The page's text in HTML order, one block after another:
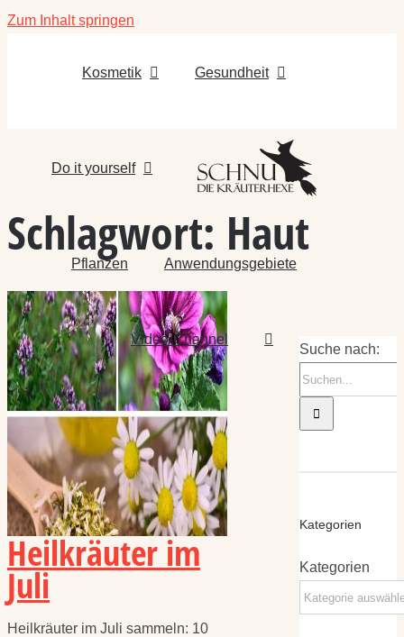
Zum Inhalt springen
Kosmetik Gesundheit
Do it yourself
Pflanzen Anwendungsgebiete
Video-Channel
Schlagwort: Haut
Heilkräuter im
Juli
Heilkräuter im Juli sammeln: 10
Suche nach:
Kategorien
Kategorien